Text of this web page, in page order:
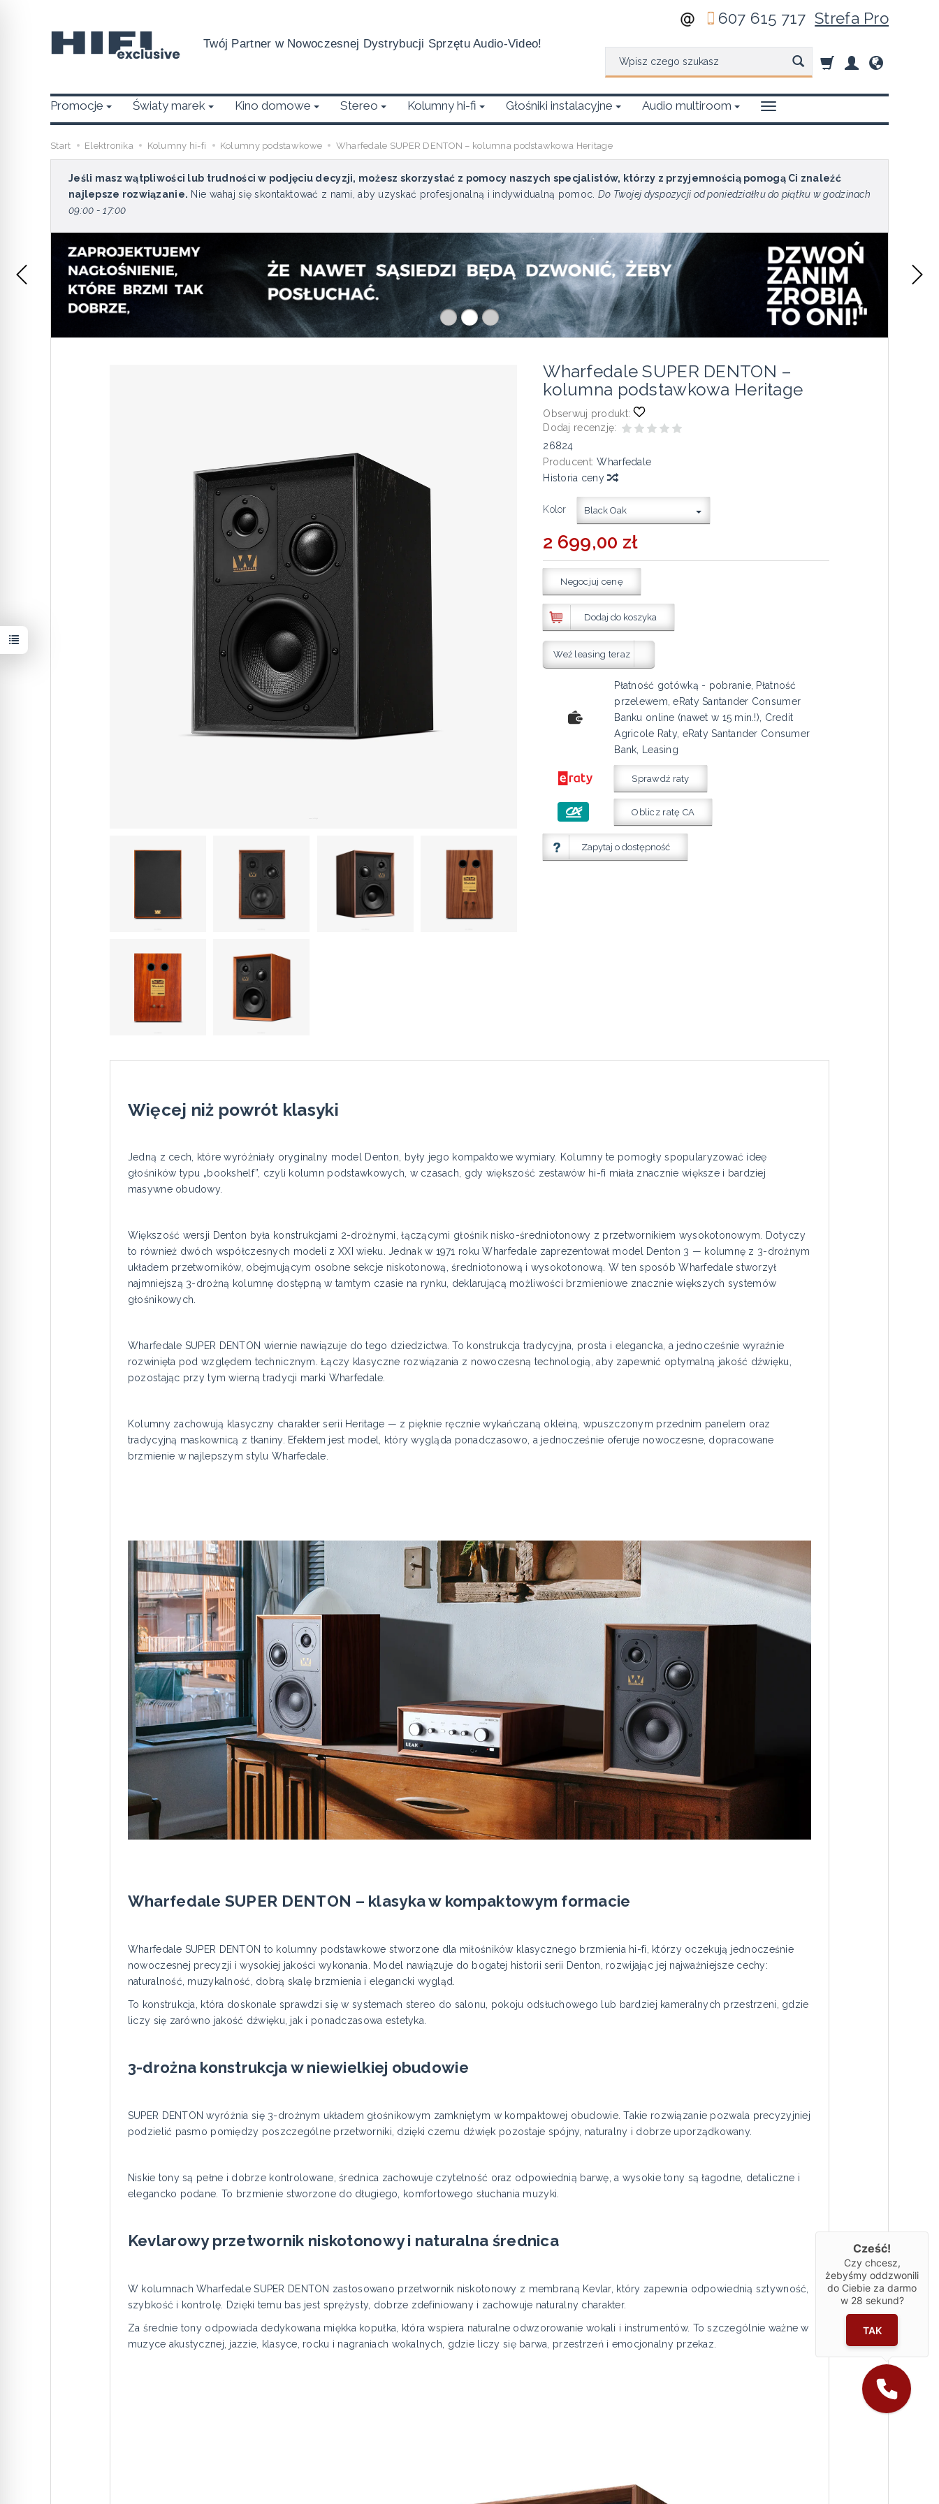
Twój Partner w Nowoczesnej Dystrybucji Sprzętu Audio-Video!
607 615 717Strefa Pro
Promocje Światy marek Kino domowe Stereo Kolumny hi-fi Głośniki instalacyjne Audio multiroom
Start Elektronika Kolumny hi-fi Kolumny podstawkowe Wharfedale SUPER DENTON – kolumna podstawkowa Heritage
Jeśli masz wątpliwości lub trudności w podjęciu decyzji, możesz skorzystać z pomocy naszych specjalistów, którzy z przyjemnością pomogą Ci znaleźć
najlepsze rozwiązanie. Nie wahaj się skontaktować z nami, aby uzyskać profesjonalną i indywidualną pomoc. Do Twojej dyspozycji od poniedziałku do piątku w godzinach
09:00 - 17:00
Wharfedale SUPER DENTON –
kolumna podstawkowa Heritage
Obserwuj produkt:
Dodaj recenzję:
26824
Producent: Wharfedale
Historia ceny
Kolor Black Oak
2 699,00 zł
Negocjuj cenę
Dodaj do koszyka
Weź leasing teraz
Płatność gotówką - pobranie, Płatność
przelewem, eRaty Santander Consumer
Banku online (nawet w 15 min.!), Credit
Agricole Raty, eRaty Santander Consumer
Bank, Leasing
Sprawdź raty
Oblicz ratę CA
Zapytaj o dostępność
Więcej niż powrót klasyki
Jedną z cech, które wyróżniały oryginalny model Denton, były jego kompaktowe wymiary. Kolumny te pomogły spopularyzować ideę
głośników typu „bookshelf”, czyli kolumn podstawkowych, w czasach, gdy większość zestawów hi-fi miała znacznie większe i bardziej
masywne obudowy.
Większość wersji Denton była konstrukcjami 2-drożnymi, łączącymi głośnik nisko-średniotonowy z przetwornikiem wysokotonowym. Dotyczy
to również dwóch współczesnych modeli z XXI wieku. Jednak w 1971 roku Wharfedale zaprezentował model Denton 3 — kolumnę z 3-drożnym
układem przetworników, obejmującym osobne sekcje niskotonową, średniotonową i wysokotonową. W ten sposób Wharfedale stworzył
najmniejszą 3-drożną kolumnę dostępną w tamtym czasie na rynku, deklarującą możliwości brzmieniowe znacznie większych systemów
głośnikowych.
Wharfedale SUPER DENTON wiernie nawiązuje do tego dziedzictwa. To konstrukcja tradycyjna, prosta i elegancka, a jednocześnie wyraźnie
rozwinięta pod względem technicznym. Łączy klasyczne rozwiązania z nowoczesną technologią, aby zapewnić optymalną jakość dźwięku,
pozostając przy tym wierną tradycji marki Wharfedale.
Kolumny zachowują klasyczny charakter serii Heritage — z pięknie ręcznie wykańczaną okleiną, wpuszczonym przednim panelem oraz
tradycyjną maskownicą z tkaniny. Efektem jest model, który wygląda ponadczasowo, a jednocześnie oferuje nowoczesne, dopracowane
brzmienie w najlepszym stylu Wharfedale.
Wharfedale SUPER DENTON – klasyka w kompaktowym formacie
Wharfedale SUPER DENTON to kolumny podstawkowe stworzone dla miłośników klasycznego brzmienia hi-fi, którzy oczekują jednocześnie
nowoczesnej precyzji i wysokiej jakości wykonania. Model nawiązuje do bogatej historii serii Denton, rozwijając jej najważniejsze cechy:
naturalność, muzykalność, dobrą skalę brzmienia i elegancki wygląd.
To konstrukcja, która doskonale sprawdzi się w systemach stereo do salonu, pokoju odsłuchowego lub bardziej kameralnych przestrzeni, gdzie
liczy się zarówno jakość dźwięku, jak i ponadczasowa estetyka.
3-drożna konstrukcja w niewielkiej obudowie
SUPER DENTON wyróżnia się 3-drożnym układem głośnikowym zamkniętym w kompaktowej obudowie. Takie rozwiązanie pozwala precyzyjniej
podzielić pasmo pomiędzy poszczególne przetworniki, dzięki czemu dźwięk pozostaje spójny, naturalny i dobrze uporządkowany.
Niskie tony są pełne i dobrze kontrolowane, średnica zachowuje czytelność oraz odpowiednią barwę, a wysokie tony są łagodne, detaliczne i
elegancko podane. To brzmienie stworzone do długiego, komfortowego słuchania muzyki.
Kevlarowy przetwornik niskotonowy i naturalna średnica
W kolumnach Wharfedale SUPER DENTON zastosowano przetwornik niskotonowy z membraną Kevlar, który zapewnia odpowiednią sztywność,
szybkość i kontrolę. Dzięki temu bas jest sprężysty, dobrze zdefiniowany i zachowuje naturalny charakter.
Za średnie tony odpowiada dedykowana miękka kopułka, która wspiera naturalne odwzorowanie wokali i instrumentów. To szczególnie ważne w
muzyce akustycznej, jazzie, klasyce, rocku i nagraniach wokalnych, gdzie liczy się barwa, przestrzeń i emocjonalny przekaz.
Cześć!
Czy chcesz,
żebyśmy oddzwonili
do Ciebie za darmo
w 28 sekund?
TAK